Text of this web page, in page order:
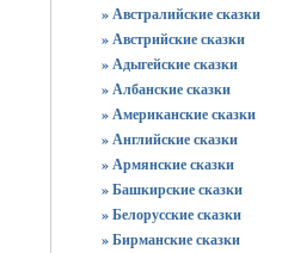
» Австралийские сказки
» Австрийские сказки
» Адыгейские сказки
» Албанские сказки
» Американские сказки
» Английские сказки
» Армянские сказки
» Башкирские сказки
» Белорусские сказки
» Бирманские сказки